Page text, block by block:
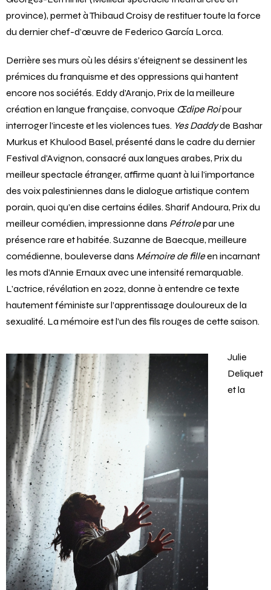
l’ensemble du palmarès.
La Maison de
Georges-Lerminier (Meilleur spectacle théâtral créé en
du dernier chef-d’œuvre de Federico García Lorca.
Derrière ses murs où les désirs s’éteignent se dessinent les
prémices du franquisme et des oppressions qui hantent
encore nos sociétés. Eddy d’Aranjo, Prix de la meilleure
création en langue française, convoque
Œdipe Roi
interroger l’inceste et les violences tues.
Murkus et Khulood Basel, présenté dans le cadre du dernier
Festival d’Avignon, consacré aux langues arabes, Prix du
meilleur spectacle étranger, affirme quant à lui l’importance
des voix palestiniennes dans le dialogue artistique contem
porain, quoi qu’en dise certains édiles. Sharif Andoura, Prix du
meilleur comédien, impressionne dans
Pétrole
par une
présence rare et habitée. Suzanne de Baecque, meilleure
en incarnant
les mots d’Annie Ernaux avec une intensité remarquable.
L’actrice, révélation en 2022, donne à entendre ce texte
hautement féministe sur l’apprentissage douloureux de la